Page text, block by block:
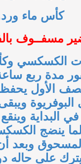
كأس ماء
مسفــوف
الكسكسي
مدة ربع
الأول
البوفريوة
البداية
ينضج
فوقه 4/3 كمية